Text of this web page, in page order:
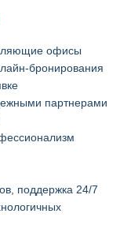
офисы
бронирования
партнерами
поддержка 24/7